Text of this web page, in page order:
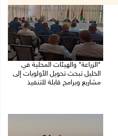
"الزراعة" والهيئات المحلية في
الخليل تبحث تحويل الأولويات إلى
مشاريع وبرامج قابلة للتنفيذ